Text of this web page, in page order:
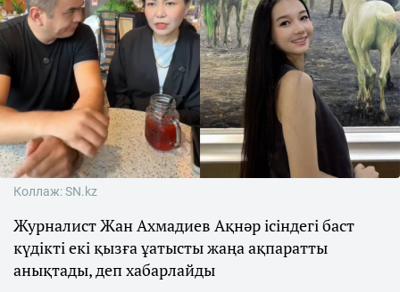
Коллаж: SN.kz
Журналист Жан Ахмадиев Ақнәр ісіндегі баст
күдікті екі қызға ұатысты жаңа ақпаратты
анықтады, деп хабарлайды